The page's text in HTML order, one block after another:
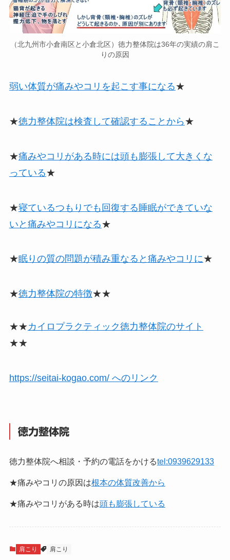
（北九州市小倉南区と小倉北区）徳力整体院は36年の実績の肩こ
りの原因
弱い体質が痛みやコリを起こす事になる★
★徳力整体院は検査して確認することから ★
★痛みやコリがある時には頭も膨張して大きくな
っている★
★寝ているつもりでも回復する睡眠ができていな
いと痛みやコリになる★
★眠りの質の問題が積み重なると痛みやコリに★
★徳力整体院の特徴★★
★★カイロプラクティック徳力整体院のサイト
★★
https://seitai-kogao.com/ へのリンク
徳力整体院
徳力整体院へ相談・予約の電話をかけるtel:0939629133
★痛みやコリの原因は根本の体質改善から
★痛みやコリがある時は頭も膨張している
肩こり 肩こり